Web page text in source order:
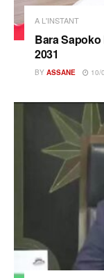
A L'INSTANT
Bara
2031
BY ASSANE 10/